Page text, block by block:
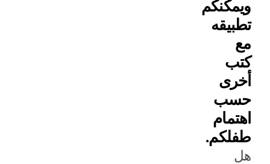
ويمكنكم
تطبيقه
مع
كتب
أخرى
حسب
اهتمام
طفلكم.
هل